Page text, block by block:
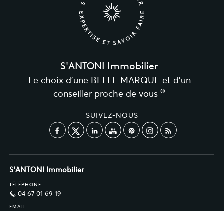
S'ANTONI Immobilier
Le choix d’une BELLE MARQUE et d’un
conseiller proche de vous ©
SUIVEZ-NOUS
S'ANTONI Immobilier
TÉLÉPHONE
04 67 01 69 19
EMAIL